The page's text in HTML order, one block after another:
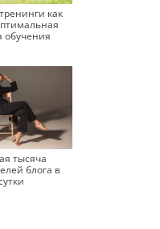
как
обучения
тысяча
блога в